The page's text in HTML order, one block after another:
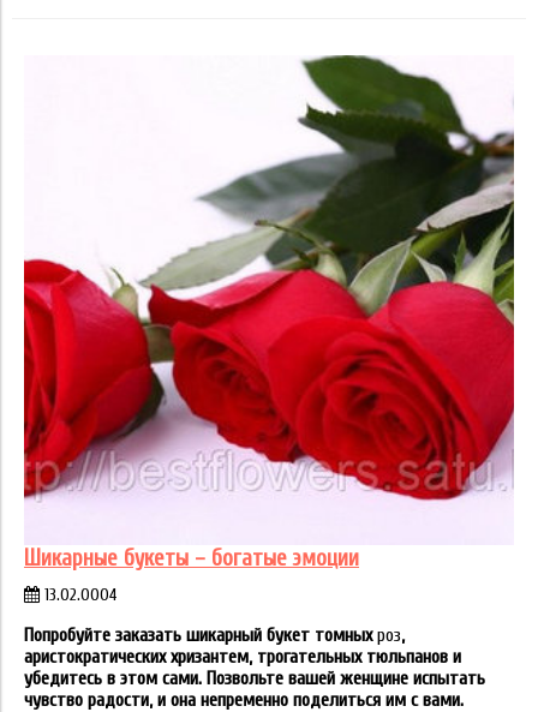
Шикарные букеты – богатые эмоции
13.02.0004
Попробуйте заказать шикарный букет томныхроз,
аристократических хризантем, трогательных тюльпанов и
убедитесь в этом сами. Позвольте вашей женщине испытать
чувство радости, и она непременно поделиться им с вами.